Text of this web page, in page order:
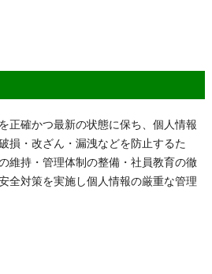
正確かつ最新の状態に保ち、個人情報
損・改ざん・漏洩などを防止するた
維持・管理体制の整備・社員教育の徹
全対策を実施し個人情報の厳重な管理